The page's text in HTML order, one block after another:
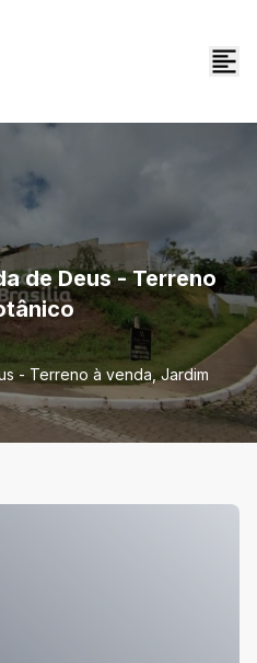
de Deus - Terreno
- Terreno à venda, Jardim